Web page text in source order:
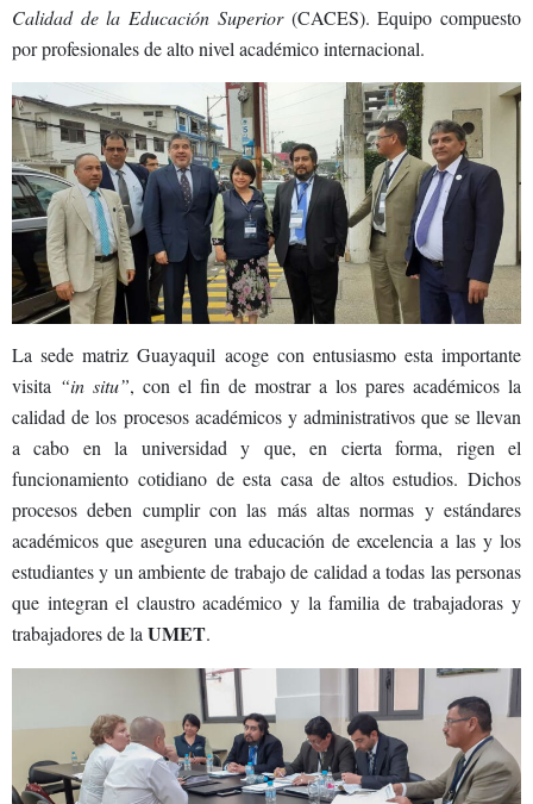
Calidad de la Educación Superior(CACES). Equipo compuesto
por profesionales de alto nivel académico internacional.
La sede matriz Guayaquil acoge con entusiasmo esta importante
visita “in situ”, con el fin de mostrar a los pares académicos la
calidad de los procesos académicos y administrativos que se llevan
a cabo en la universidad y que, en cierta forma, rigen el
funcionamiento cotidiano de esta casa de altos estudios. Dichos
procesos deben cumplir con las más altas normas y estándares
académicos que aseguren una educación de excelencia a las y los
estudiantes y un ambiente de trabajo de calidad a todas las personas
que integran el claustro académico y la familia de trabajadoras y
trabajadores de laUMET.